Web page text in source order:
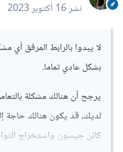
نشر16 أكتوبر 2023
لا يبدوا بالرابط المرفق
بشكل عادي تماما.
كائن جيسون واستخراج